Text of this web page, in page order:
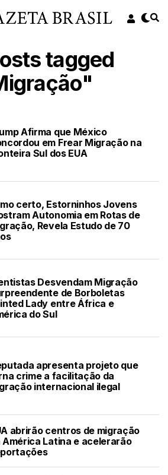
tagged
Afirma que México
em Frear Migração na
Sul dos EUA
certo, Estorninhos Jovens
Autonomia em Rotas de
Revela Estudo de 70
Desvendam Migração
de Borboletas
Lady entre África e
do Sul
apresenta projeto que
crime a facilitação da
internacional ilegal
abrirão centros de migração
América Latina e acelerarão